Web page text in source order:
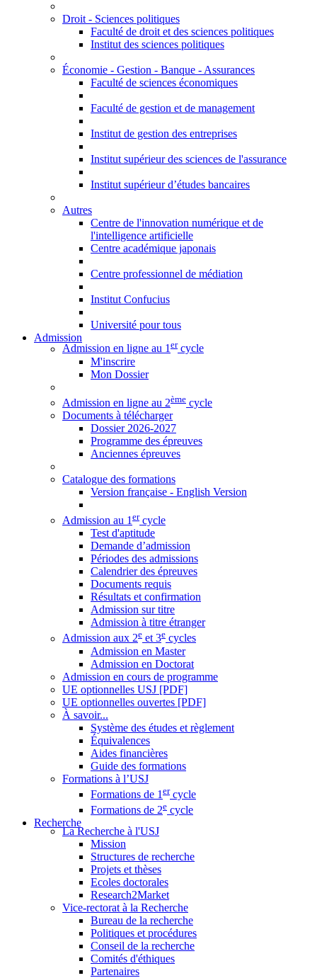
Droit - Sciences politiques
Faculté de droit et des sciences politiques
Institut des sciences politiques
Économie - Gestion - Banque - Assurances
Faculté de sciences économiques
Faculté de gestion et de management
Institut de gestion des entreprises
Institut supérieur des sciences de l'assurance
Institut supérieur d’études bancaires
Autres
Centre de l'innovation numérique et de
l'intelligence artificielle
Centre académique japonais
Centre professionnel de médiation
Institut Confucius
Université pour tous
Admission
Admission en ligne au 1ercycle
M'inscrire
Mon Dossier
Admission en ligne au 2ème cycle
Documents à télécharger
Dossier 2026-2027
Programme des épreuves
Anciennes épreuves
Catalogue des formations
Version française - English Version
Admission au 1 ercycle
Test d'aptitude
Demande d’admission
Périodes des admissions
Calendrier des épreuves
Documents requis
Résultats et confirmation
Admission sur titre
Admission à titre étranger
Admission aux 2e et 3e cycles
Admission en Master
Admission en Doctorat
Admission en cours de programme
UE optionnelles USJ [PDF]
UE optionnelles ouvertes [PDF]
À savoir...
Système des études et règlement
Équivalences
Aides financières
Guide des formations
Formations à l’USJ
Formations de 1 ercycle
Formations de 2e cycle
Recherche
La Recherche à l'USJ
Mission
Structures de recherche
Projets et thèses
Ecoles doctorales
Research2Market
Vice-rectorat à la Recherche
Bureau de la recherche
Politiques et procédures
Conseil de la recherche
Comités d'éthiques
Partenaires